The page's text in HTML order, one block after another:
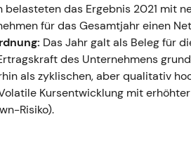
das Ergebnis 2021 mit
für das Gesamtjahr einen
Das Jahr galt als Beleg für
des Unternehmens
als zyklischen, aber qualitativ
Kursentwicklung mit
Risiko).